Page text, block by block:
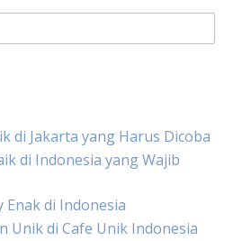
di Jakarta yang Harus Dicoba
di Indonesia yang Wajib
Enak di Indonesia
Unik di Cafe Unik Indonesia